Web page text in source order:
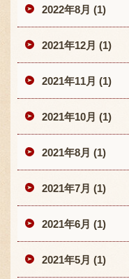
2022年8月 (1)
2021年12月 (1)
2021年11月 (1)
2021年10月 (1)
2021年8月 (1)
2021年7月 (1)
2021年6月 (1)
2021年5月 (1)